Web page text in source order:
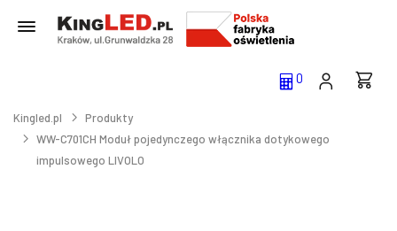
0
Kingled.pl
Produkty
WW-C701CH Moduł pojedynczego włącznika dotykowego
impulsowego LIVOLO